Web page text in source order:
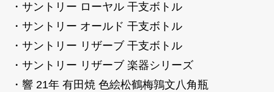
・サントリー ローヤル 干支ボトル
・サントリー オールド 干支ボトル
・サントリー リザーブ 干支ボトル
・サントリー リザーブ 楽器シリーズ
・響 21年 有田焼 色絵松鶴梅鶉文八角瓶